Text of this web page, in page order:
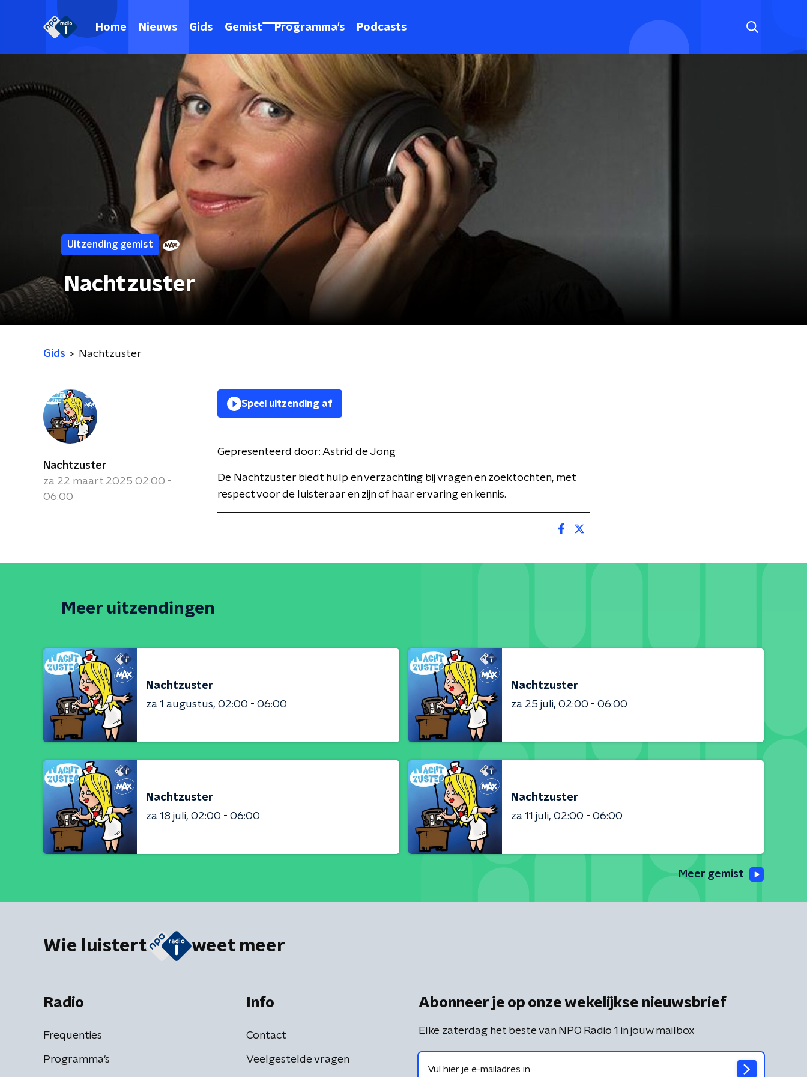
Home Nieuws Gids Gemist Programma's Podcasts
Uitzending gemist
Nachtzuster
Gids Nachtzuster
Nachtzuster
za 22 maart 2025 02:00 -
06:00
Speel uitzending af
Gepresenteerd door: Astrid de Jong
De Nachtzuster biedt hulp en verzachting bij vragen en zoektochten, met
respect voor de luisteraar en zijn of haar ervaring en kennis.
Meer uitzendingen
Nachtzuster
za 1 augustus 02:00 - 06:00
Nachtzuster
za 25 juli 02:00 - 06:00
Nachtzuster
za 18 juli 02:00 - 06:00
Nachtzuster
za 11 juli 02:00 - 06:00
Meer gemist
Wie luistert weet meer
Radio
Frequenties
Programma's
Info
Contact
Veelgestelde vragen
Abonneer je op onze wekelijkse nieuwsbrief
Elke zaterdag het beste van NPO Radio 1 in jouw mailbox